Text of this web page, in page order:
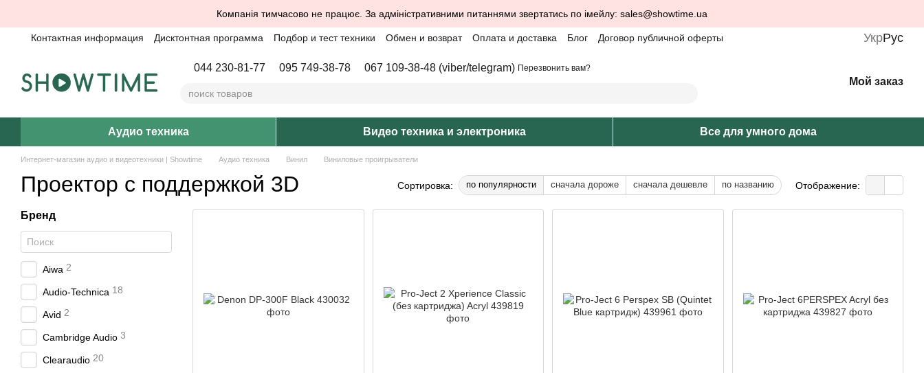
Компанія тимчасово не працює. За адміністративними питаннями звертатись по імейлу: sales@showtime.ua
Контактная информация Дисктонтная программа Подбор и тест техники Обмен и возврат Оплата и доставка Блог Договор публичной оферты УкрРус
044 230-81-77 095 749-38-78 067 109-38-48 (viber/telegram) Перезвонить вам?
Мой заказ
Аудио техника Видео техника и электроника Все для умного дома
Интернет-магазин аудио и видеотехники | Showtime Аудио техника Винил Виниловые проигрыватели
Проектор с поддержкой 3D Сортировка: по популярности сначала дороже сначала дешевле по названию Отображение:
Бренд
Aiwa 2
Audio-Technica 18
Avid 2
Cambridge Audio 3
Clearaudio 20